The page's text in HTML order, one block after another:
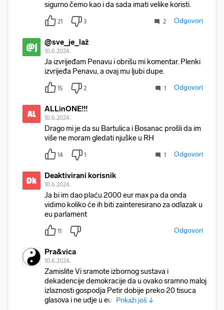
sigurno čemo kao i da sada imati velike koristi.
21 3 2 Odgovori
@j @sve_je_laž
10.6.2024.
Ja izvrijeđam Penavu i obrišu mi komentar. Plenki
izvrijeđa Penavu, a ovaj mu ljubi dupe.
15 2 1 Odgovori
AL ALLinONE!!!
10.6.2024.
Drago mi je da su Bartulica i Bosanac prošli da im
više ne moram gledati njuške u RH
14 1 1 Odgovori
Dk Deaktivirani korisnik
10.6.2024.
Ja bi im dao plaću 2000 eur max pa da onda
vidimo koliko će ih biti zainteresirano za odlazak u
eu parlament
11 Odgovori
Pra&vica
10.6.2024.
Zamislite Vi sramote izbornog sustava i
dekadencije demokracije da u ovako sramno maloj
izlaznosti gospodja Petir dobije preko 20 tisuca
glasova i ne udje u eur Prikaži još ↓